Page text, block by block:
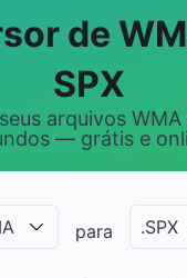
de
SPX
arquivos WMA
— grátis e
para .SPX